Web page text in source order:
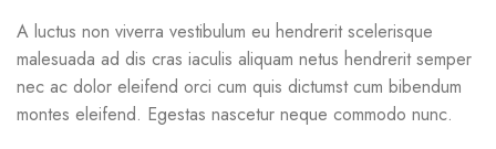
A luctus non viverra vestibulum eu hendrerit scelerisque
malesuada ad dis cras iaculis aliquam netus hendrerit semper
nec ac dolor eleifend orci cum quis dictumst cum bibendum
montes eleifend. Egestas nascetur neque commodo nunc.